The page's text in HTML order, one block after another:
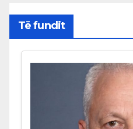
Të fundit